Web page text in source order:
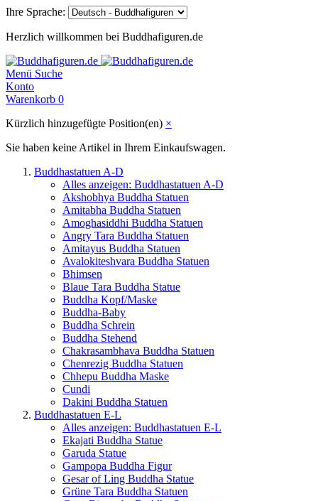
Ihre Sprache:
Herzlich willkommen bei Buddhafiguren.de
Menü Suche
Konto
Warenkorb 0
Kürzlich hinzugefügte Position(en) ×
Sie haben keine Artikel in Ihrem Einkaufswagen.
Buddhastatuen A-D
Alles anzeigen: Buddhastatuen A-D
Akshobhya Buddha Statuen
Amitabha Buddha Statuen
Amoghasiddhi Buddha Statuen
Angry Tara Buddha Statuen
Amitayus Buddha Statuen
Avalokiteshvara Buddha Statuen
Bhimsen
Blaue Tara Buddha Statue
Buddha Kopf/Maske
Buddha-Baby
Buddha Schrein
Buddha Stehend
Chakrasambhava Buddha Statuen
Chenrezig Buddha Statuen
Chhepu Buddha Maske
Cundi
Dakini Buddha Statuen
Buddhastatuen E-L
Alles anzeigen: Buddhastatuen E-L
Ekajati Buddha Statue
Garuda Statue
Gampopa Buddha Figur
Gesar of Ling Buddha Statue
Grüne Tara Buddha Statuen